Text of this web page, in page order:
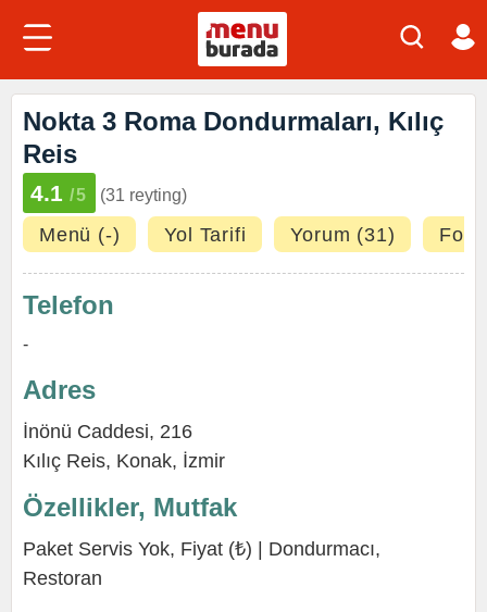
Nokta 3 Roma Dondurmaları, Kılıç
Reis
4.1 /5 (31 reyting)
Menü (-) Yol Tarifi Yorum (31)
Telefon
-
Adres
İnönü Caddesi, 216
Kılıç Reis, Konak, İzmir
Özellikler, Mutfak
Paket Servis Yok, Fiyat (₺) | Dondurmacı,
Restoran